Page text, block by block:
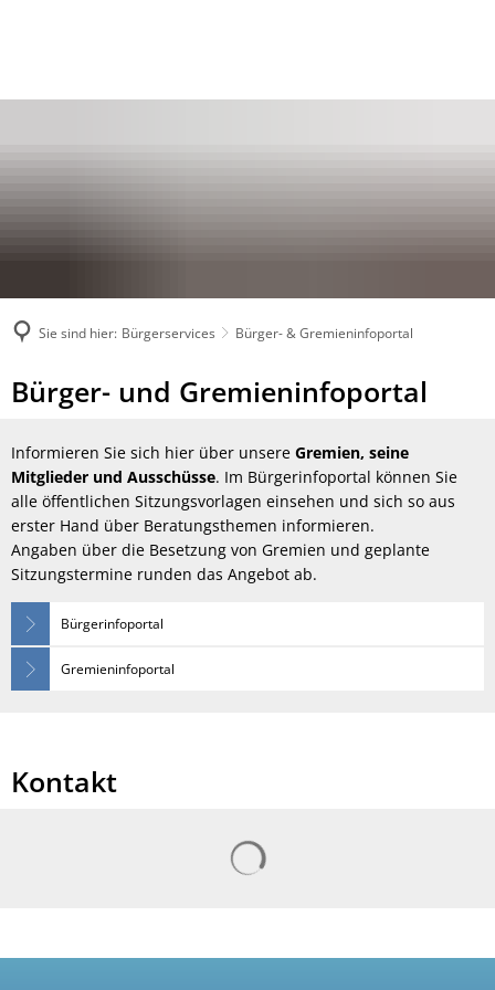
Sie sind hier: Bürgerservices Bürger- & Gremieninfoportal
Bürger-
Gremieninfoportal
Bürger- und Gremieninfoportal
Informieren Sie sich hier über unsere Gremien, seine
Mitglieder und Ausschüsse. Im Bürgerinfoportal können Sie
alle öffentlichen Sitzungsvorlagen einsehen und sich so aus
erster Hand über Beratungsthemen informieren.
Angaben über die Besetzung von Gremien und geplante
Sitzungstermine runden das Angebot ab.
Bürgerinfoportal
Gremieninfoportal
Kontakt